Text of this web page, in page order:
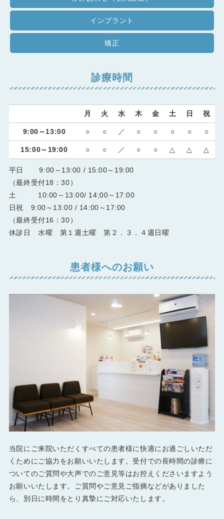
インプラント
矯正
診療時間
月 火 水 木 金 土 日 祝
9:00～13:00 ○ ○ ／ ○ ○ ○ ○ ○
15:00～19:00 ○ ○ ／ ○ ○ △ △ △
平日
9:00～13:00 / 15:00～19:00
（最終受付18：30）
土 10:00～13:00/ 14;00～17:00
日祝 9:00～13:00 / 14:00～17:00
（最終受付16：30）
休診日 水曜 第１週土曜 第２．３．４週日曜
患者様へのお願い
当院にご来院いただくすべての患者様に快適にお過ごしいただ
くためにご協力をお願いいたします。受付での長時間の診療に
ついてのご質問や大声でのご意見等はお控えくださいますよう
お願いいたします。ご質問やご意見ご指摘などがありました
ら、別日に時間をとり真摯にご対応いたします。